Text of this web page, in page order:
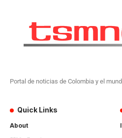
Portal de noticias de Colombia y el
Quick Links
About